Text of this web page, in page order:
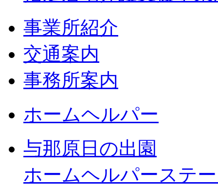
事業所紹介
交通案内
事務所案内
ホームヘルパー
与那原日の出園
ホームヘルパーステ